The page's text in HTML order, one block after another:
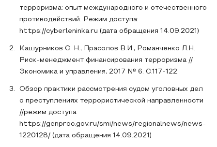
терроризма: опыт международного и отечественного
противодействий. Режим доступа:
https://cyberleninka.ru (дата обращения 14.09.2021)
Кашурников С. Н., Прасолов В.И., Романченко Л.Н.
Риск-менеджмент финансирования терроризма //
Экономика и управления, 2017 № 6. С.117-122.
Обзор практики рассмотрения судом уголовных дел
о преступлениях террористической направленности
//режим доступа
https://genproc.gov.ru/smi/news/regionalnews/news-
1220128/ (дата обращения 14.09.2021)